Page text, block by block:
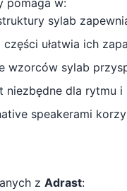
pomaga w:
sylab
ułatwia ich
wzorców sylab
dla rytmu i
speakerami
z Adrast: